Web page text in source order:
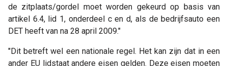
de zitplaats/gordel moet worden gekeurd op basis van
artikel 6.4, lid 1, onderdeel c en d, als de bedrijfsauto een
DET heeft van na 28 april 2009."
"Dit betreft wel een nationale regel. Het kan zijn dat in een
ander EU lidstaat andere eisen gelden. Deze eisen moeten